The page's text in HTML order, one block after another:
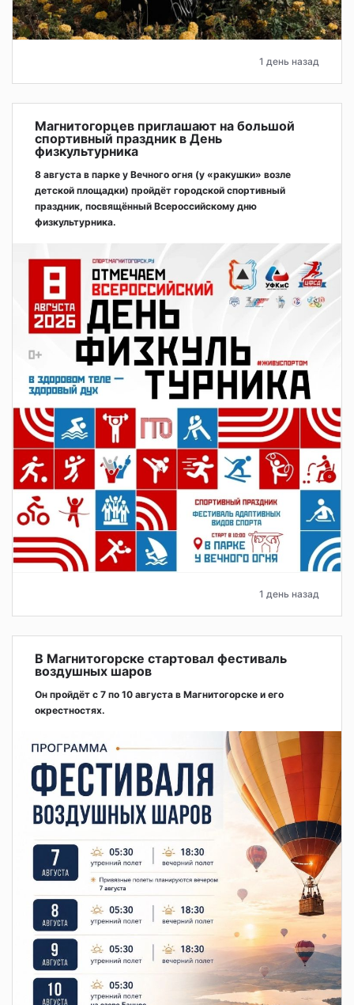
1 день назад
Магнитогорцев приглашают на большой
спортивный праздник в День
физкультурника
8 августа в парке у Вечного огня (у «ракушки» возле
детской площадки) пройдёт городской спортивный
праздник, посвящённый Всероссийскому дню
физкультурника.
1 день назад
В Магнитогорске стартовал фестиваль
воздушных шаров
Он пройдёт с 7 по 10 августа в Магнитогорске и его
окрестностях.